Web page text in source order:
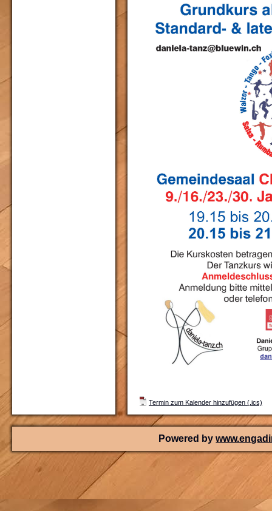
Termin zum Kalender hinzufügen (.ics)
Powered by